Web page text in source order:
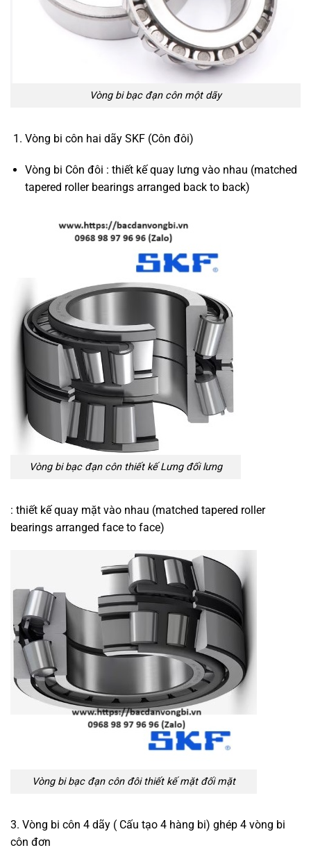
Vòng bi bạc đạn côn một dãy
Vòng bi côn hai dãy SKF (Côn đôi)
Vòng bi Côn đôi : thiết kế quay lưng vào nhau (matched
tapered roller bearings arranged back to back)
Vòng bi bạc đạn côn thiết kế Lưng đối lưng
: thiết kế quay mặt vào nhau (matched tapered roller
bearings arranged face to face)
Vòng bi bạc đạn côn đôithiết kế mặt đối mặt
3. Vòng bi côn 4 dãy ( Cấu tạo 4 hàng bi) ghép 4 vòng bi
côn đơn